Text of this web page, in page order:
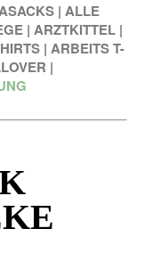
| ALLE
| ARZTKITTEL |
| ARBEITS T-
|